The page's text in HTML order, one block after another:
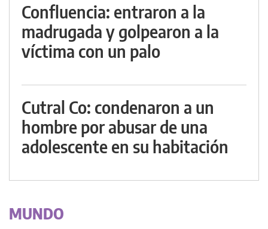
Confluencia: entraron a la
madrugada y golpearon a la
víctima con un palo
Cutral Co: condenaron a un
hombre por abusar de una
adolescente en su habitación
MUNDO